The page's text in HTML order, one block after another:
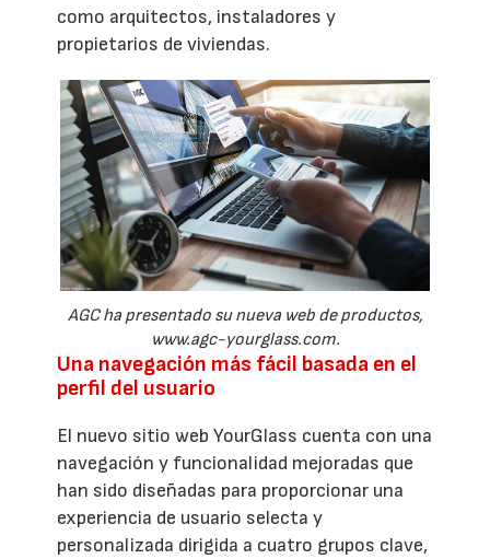
como arquitectos, instaladores y
propietarios de viviendas.
AGC ha presentado su nueva web de productos,
www.agc-yourglass.com.
Una navegación más fácil basada en el
perfil del usuario
El nuevo sitio web YourGlass cuenta con una
navegación y funcionalidad mejoradas que
han sido diseñadas para proporcionar una
experiencia de usuario selecta y
personalizada dirigida a cuatro grupos clave,